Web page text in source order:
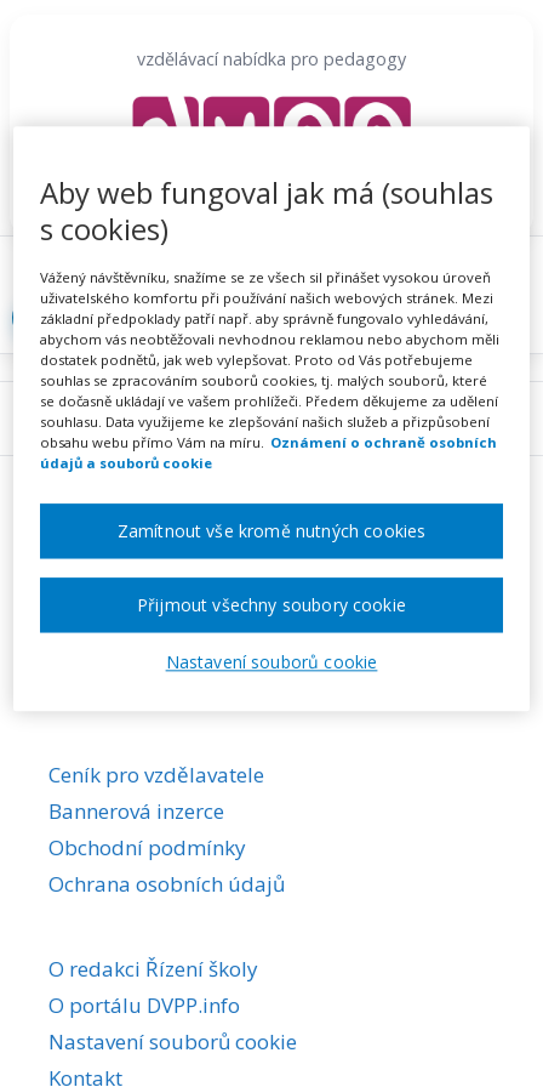
vzdělávací nabídka pro pedagogy
Proč se registrovat Hlídací sojka
Registrace
Přihlásit
Požadovaná akce nebyla nalezena.
Menu
Ceník pro vzdělavatele
Bannerová inzerce
Obchodní podmínky
Ochrana osobních údajů
O redakci Řízení školy
O portálu DVPP.info
Nastavení souborů cookie
Kontakt
Aby web fungoval jak má (souhlas
s cookies)
Vážený návštěvníku, snažíme se ze všech sil přinášet vysokou úroveň
uživatelského komfortu při používání našich webových stránek. Mezi
základní předpoklady patří např. aby správně fungovalo vyhledávání,
abychom vás neobtěžovali nevhodnou reklamou nebo abychom měli
dostatek podnětů, jak web vylepšovat. Proto od Vás potřebujeme
souhlas se zpracováním souborů cookies, tj. malých souborů, které
se dočasně ukládají ve vašem prohlížeči. Předem děkujeme za udělení
souhlasu. Data využijeme ke zlepšování našich služeb a přizpůsobení
obsahu webu přímo Vám na míru. Oznámení o ochraně osobních
údajů a souborů cookie
Nastavení souborů cookie
Zamítnout vše kromě nutných cookies
Přijmout všechny soubory cookie